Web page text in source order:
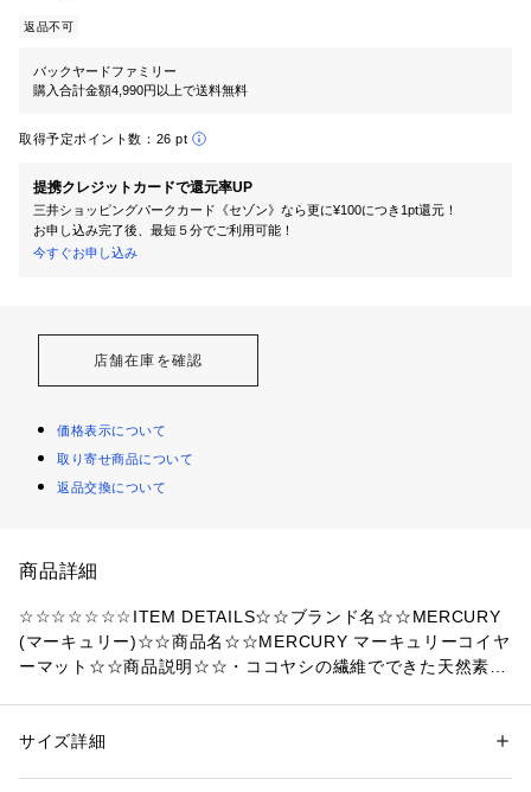
返品不可
バックヤードファミリー
購入合計金額4,990円以上で送料無料
取得予定ポイント数： 26 pt
提携クレジットカードで還元率UP
三井ショッピングパークカード《セゾン》なら更に¥100につき1pt還元！
お申し込み完了後、最短５分でご利用可能！
今すぐお申し込み
店舗在庫を確認
価格表示について
取り寄せ商品について
返品交換について
商品詳細
☆☆☆☆☆☆☆ITEM DETAILS☆☆ブランド名☆☆MERCURY
(マーキュリー)☆☆商品名☆☆MERCURY マーキュリーコイヤ
ーマット☆☆商品説明☆☆・ココヤシの繊維でできた天然素材
度に敷き詰めているから、靴底についた泥などの汚れをしっか
性別：レディース
（玄関、トイレ、バス、キッチン）
サイズ詳細